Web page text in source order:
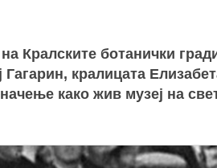
Кралските ботанички
Гагарин, кралицата
како жив музеј на